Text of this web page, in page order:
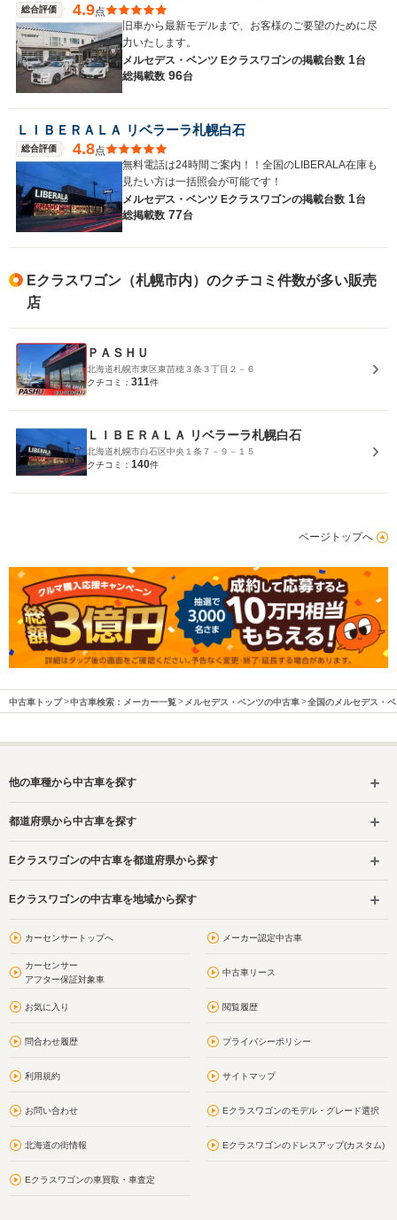
総合評価 4.9点
旧車から最新モデルまで、お客様のご要望のために尽
力いたします。
メルセデス・ベンツ Eクラスワゴンの掲載台数 1台
総掲載数 96台
ＬＩＢＥＲＡＬＡ リベラーラ札幌白石
総合評価 4.8点
無料電話は24時間ご案内！！全国のLIBERALA在庫も
見たい方は一括照会が可能です！
メルセデス・ベンツ Eクラスワゴンの掲載台数 1台
総掲載数 77台
Eクラスワゴン（札幌市内）のクチコミ件数が多い販売
店
ＰＡＳＨＵ
北海道札幌市東区東苗穂３条３丁目２－６
クチコミ： 311件
ＬＩＢＥＲＡＬＡ リベラーラ札幌白石
北海道札幌市白石区中央１条７－９－１５
クチコミ： 140件
ページトップへ
中古車トップ 中古車検索：メーカー一覧 メルセデス・ベンツの中古車 全国のメルセデス・
他の車種から中古車を探す
都道府県から中古車を探す
Eクラスワゴンの中古車を都道府県から探す
Eクラスワゴンの中古車を地域から探す
カーセンサートップへ メーカー認定中古車
カーセンサー
アフター保証対象車
中古車リース
お気に入り 閲覧履歴
問合わせ履歴 プライバシーポリシー
利用規約 サイトマップ
お問い合わせ Eクラスワゴンのモデル・グレード選択
北海道の街情報 Eクラスワゴンのドレスアップ(カスタム)
Eクラスワゴンの車買取・車査定